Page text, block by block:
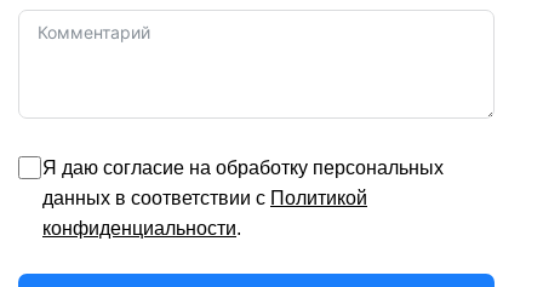
Я даю согласие на обработку персональных
данных в соответствии с Политикой
конфиденциальности.